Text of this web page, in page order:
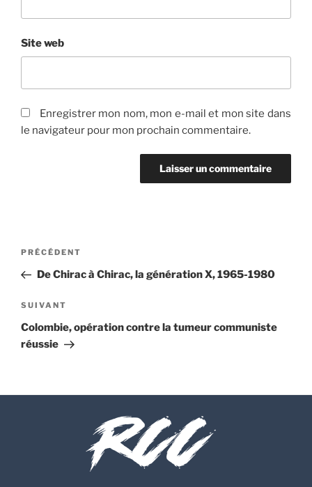
Site web
Enregistrer mon nom, mon e-mail et mon site dans
le navigateur pour mon prochain commentaire.
Navigation
l’article
Article
précédent
PRÉCÉDENT
De Chirac à Chirac, la génération X, 1965-1980
Article
suivant
SUIVANT
Colombie, opération contre la tumeur communiste
réussie